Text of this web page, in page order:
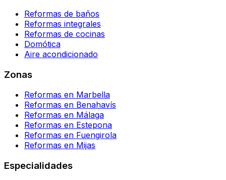
Reformas de baños
Reformas integrales
Reformas de cocinas
Domótica
Aire acondicionado
Zonas
Reformas en Marbella
Reformas en Benahavís
Reformas en Málaga
Reformas en Estepona
Reformas en Fuengirola
Reformas en Mijas
Especialidades